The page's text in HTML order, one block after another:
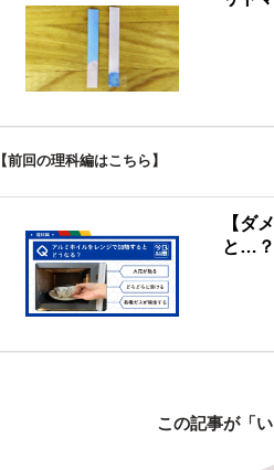
【前回の理科編はこちら】
【ダ
と…？
この記事が「